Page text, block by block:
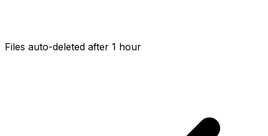
Files auto-deleted after 1 hour